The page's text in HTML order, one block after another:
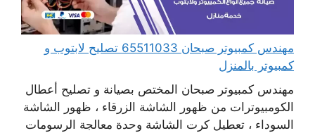
مهندس كمبيوتر صبحان 65511033 تصليح لابتوب و
كمبيوتر بالمنزل
مهندس كمبيوتر صبحان المختص بصيانة و تصليح أعطال
الكومبيوترات من ظهور الشاشة الزرقاء ، ظهور الشاشة
السوداء ، تعطيل كرت الشاشة وحدة معالجة الرسومات